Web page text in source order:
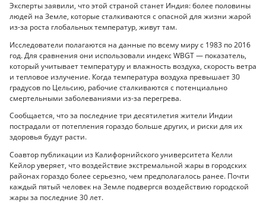
Эксперты заявили, что этой страной станет Индия: более половины
людей на Земле, которые сталкиваются с опасной для жизни жарой
из-за роста глобальных температур, живут там.
Исследователи полагаются на данные по всему миру с 1983 по 2016
год. Для сравнения они использовали индекс WBGT — показатель,
который учитывает температуру и влажность воздуха, скорость ветра
и тепловое излучение. Когда температура воздуха превышает 30
градусов по Цельсию, рабочие сталкиваются с потенциально
смертельными заболеваниями из-за перегрева.
Сообщается, что за последние три десятилетия жители Индии
пострадали от потепления гораздо больше других, и риски для их
здоровья будут расти.
Соавтор публикации из Калифорнийского университета Келли
Кейлор уверяет, что воздействие экстремальной жары в городских
районах гораздо более серьезно, чем предполагалось ранее. Почти
каждый пятый человек на Земле подвергся воздействию городской
жары за последние 30 лет.